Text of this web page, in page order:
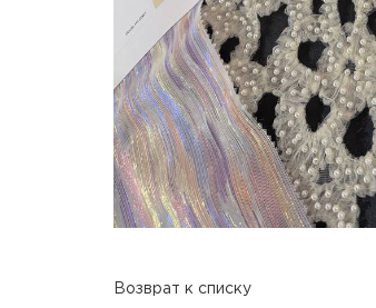
Возврат к списку